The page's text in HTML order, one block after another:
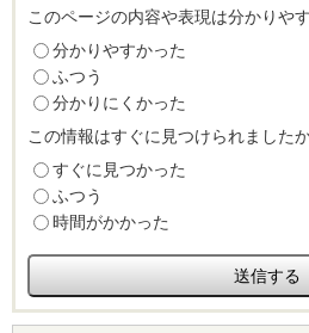
このページの内容や表現は分かりや
分かりやすかった
ふつう
分かりにくかった
この情報はすぐに見つけられました
すぐに見つかった
ふつう
時間がかかった